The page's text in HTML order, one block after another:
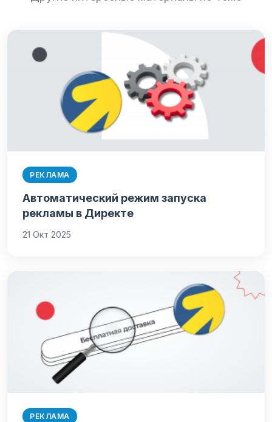
РЕКЛАМА
Автоматический режим запуска
рекламы в Директе
21 Окт 2025
РЕКЛАМА